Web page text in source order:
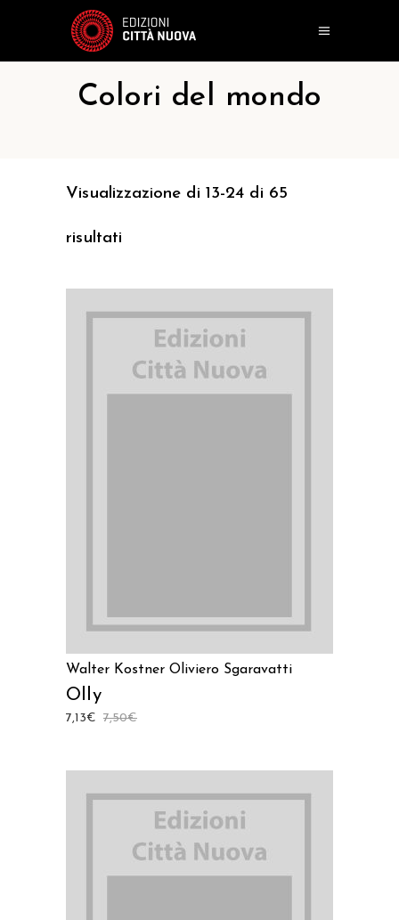
Colori del mondo
Visualizzazione di 13-24 di 65
risultati
Walter Kostner Oliviero Sgaravatti
Olly
7,50€
7,13€